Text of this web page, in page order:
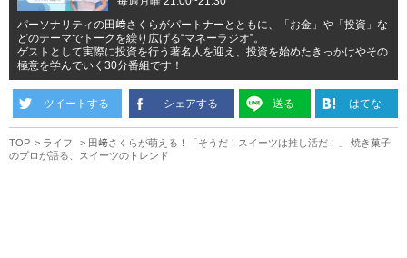
パーソナリティの田﨑さくらがパートナーとともに、「お金」や「投資」な
どのテーマでトークを繰り広げる“マネーラジオ”。
ゲストとして実際に投資を行う著名人を迎え、投資を始めたきっかけやその
極意を学んでいく30分番組です！
ツイートする シェアする 送る はてな
TOP ライフ
田﨑さくらが萌える！「そうだ！スイーツは推し活だ！」 焼き菓子
のプロが語る、スイーツのトレンド